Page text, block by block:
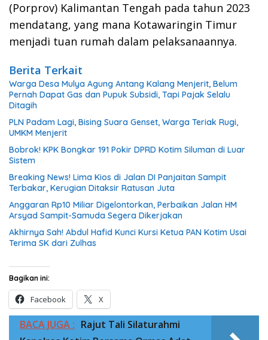
(Porprov) Kalimantan Tengah pada tahun 2023
mendatang, yang mana Kotawaringin Timur
menjadi tuan rumah dalam pelaksanaannya.
Berita Terkait
Warga Desa Mulya Agung Antang Kalang Menjerit, Belum
Pernah Dapat Gas dan Pupuk Subsidi, Tapi Pajak Selalu
Ditagih
PLN Padam Lagi, Bising Suara Genset, Warga Teriak Rugi,
UMKM Menjerit
Bobrok! KPK Bongkar 191 Pokir DPRD Kotim Siluman di Luar
Sistem
Breaking News! Lima Kios di Jalan DI Panjaitan Sampit
Terbakar, Kerugian Ditaksir Ratusan Juta
Anggaran Rp10 Miliar Digelontorkan, Perbaikan Jalan HM
Arsyad Sampit-Samuda Segera Dikerjakan
Akhirnya Sah! Abdul Hafid Kunci Kursi Ketua PAN Kotim Usai
Terima SK dari Zulhas
Bagikan ini:
Facebook X
BACA JUGA : Rajut Tali Silaturahmi